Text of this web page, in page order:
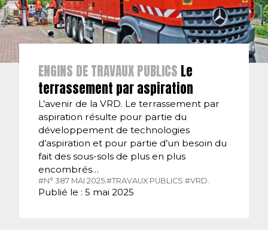
ENGINS DE TRAVAUX PUBLICS Le
terrassement par aspiration
L’avenir de la VRD. Le terrassement par
aspiration résulte pour partie du
développement de technologies
d’aspiration et pour partie d’un besoin du
fait des sous-sols de plus en plus
encombrés…
#N° 387 MAI 2025. #TRAVAUX PUBLICS. #VRD.
Publié le : 5 mai 2025